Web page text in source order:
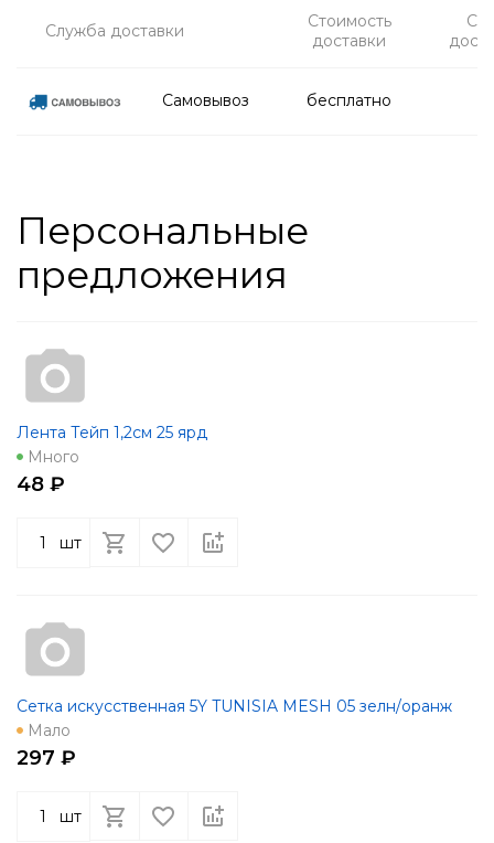
Служба доставки
Стоимость
доставки
Самовывоз бесплатно
Персональные
предложения
Лента Тейп 1,2см 25 ярд
Много
48 ₽
шт
Сетка искусственная 5Y TUNISIA MESH 05 зелн/оранж
Мало
297 ₽
шт